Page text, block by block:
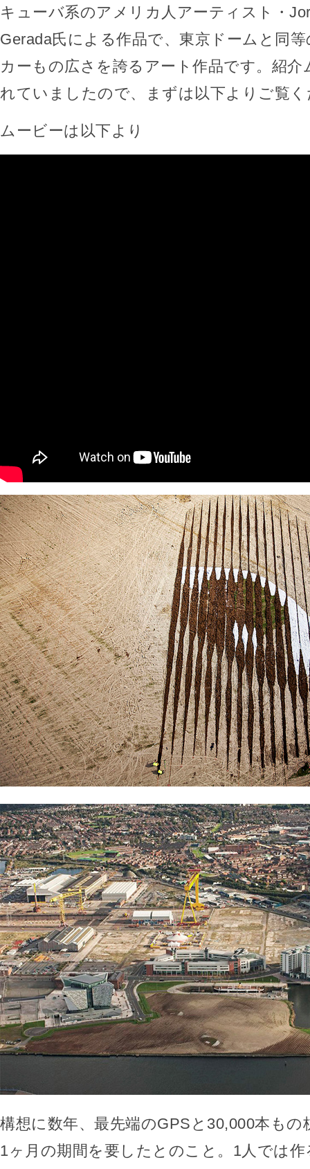
キューバ系のアメリカ人アーティスト・
Gerada氏による作品で、東京ドームと同
カーもの広さを誇るアート作品です。紹介
れていましたので、まずは以下よりご覧
ムービーは以下より
構想に数年、最先端のGPSと30,000本もの
1ヶ月の期間を要したとのこと。1人では